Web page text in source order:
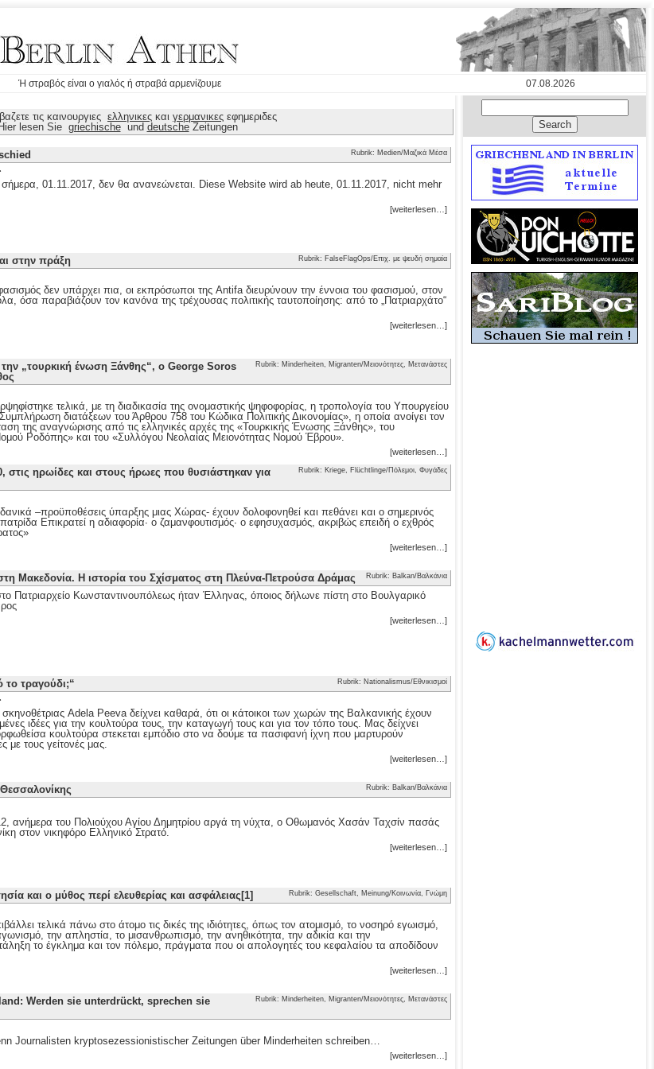
Ή στραβός είναι ο γιαλός ή στραβά αρμενίζουμε
07.08.2026
τις καινουργιες ελληνικες και γερμανικες εφημεριδες
Hier lesen Sie griechischeund deutscheZeitungen
Rubrik: Medien/Μαζικά Μέσα
σήμερα, 01.11.2017, δεν θα ανανεώνεται. Diese Website wird ab heute, 01.11.2017, nicht mehr
[weiterlesen…]
Rubrik: FalseFlagOps/Επιχ. με ψευδή σημαία
στην πράξη
δεν υπάρχει πια, οι εκπρόσωποι της Antifa διευρύνουν την έννοια του φασισμού, στον
όσα παραβιάζουν τον κανόνα της τρέχουσας πολιτικής ταυτοποίησης: από το „Πατριαρχάτο“
[weiterlesen…]
Rubrik: Minderheiten, Migranten/Μειονότητες, Μετανάστες
„τουρκική ένωση Ξάνθης“, ο George Soros
τελικά, με τη διαδικασία της ονομαστικής ψηφοφορίας, η τροπολογία του Υπουργείου
διατάξεων του Άρθρου 758 του Κώδικα Πολιτικής Δικονομίας», η οποία ανοίγει τον
της αναγνώρισης από τις ελληνικές αρχές της «Τουρκικής Ένωσης Ξάνθης», του
Ροδόπης» και του «Συλλόγου Νεολαίας Μειονότητας Νομού Έβρου».
[weiterlesen…]
Rubrik: Kriege, Flüchtlinge/Πόλεμοι, Φυγάδες
στις ηρωίδες και στους ήρωες που θυσιάστηκαν για
–προϋποθέσεις ύπαρξης μιας Χώρας- έχουν δολοφονηθεί και πεθάνει και ο σημερινός
Επικρατεί η αδιαφορία· ο ζαμανφουτισμός· ο εφησυχασμός, ακριβώς επειδή ο εχθρός
[weiterlesen…]
Rubrik: Balkan/Βαλκάνια
Μακεδονία. Η ιστορία του Σχίσματος στη Πλεύνα-Πετρούσα Δράμας
Πατριαρχείο Κωνσταντινουπόλεως ήταν Έλληνας, όποιος δήλωνε πίστη στο Βουλγαρικό
[weiterlesen…]
Rubrik: Nationalismus/Εθνικισμοί
το τραγούδι;“
Adela Peeva δείχνει καθαρά, ότι οι κάτοικοι των χωρών της Βαλκανικής έχουν
ιδέες για την κουλτούρα τους, την καταγωγή τους και για τον τόπο τους. Μας δείχνει
κουλτούρα στεκεται εμπόδιο στο να δούμε τα πασιφανή ίχνη που μαρτυρούν
με τους γείτονές μας.
[weiterlesen…]
Rubrik: Balkan/Βαλκάνια
ανήμερα του Πολιούχου Αγίου Δημητρίου αργά τη νύχτα, ο Οθωμανός Χασάν Ταχσίν πασάς
στον νικηφόρο Ελληνικό Στρατό.
[weiterlesen…]
Rubrik: Gesellschaft, Meinung/Κοινωνία, Γνώμη
και ο μύθος περί ελευθερίας και ασφάλειας[1]
τελικά πάνω στο άτομο τις δικές της ιδιότητες, όπως τον ατομισμό, το νοσηρό εγωισμό,
την απληστία, το μισανθρωπισμό, την ανηθικότητα, την αδικία και την
το έγκλημα και τον πόλεμο, πράγματα που οι απολογητές του κεφαλαίου τα αποδίδουν
[weiterlesen…]
Rubrik: Minderheiten, Migranten/Μειονότητες, Μετανάστες
Werden sie unterdrückt, sprechen sie
Journalisten kryptosezessionistischer Zeitungen über Minderheiten schreiben…
[weiterlesen…]